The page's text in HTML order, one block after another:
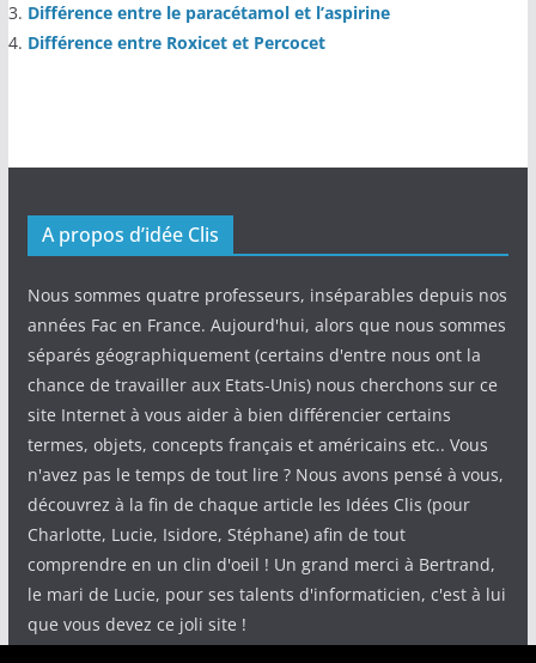
Différence entre le paracétamol et l’aspirine
Différence entre Roxicet et Percocet
A propos d’idée Clis
Nous sommes quatre professeurs, inséparables depuis nos
années Fac en France. Aujourd'hui, alors que nous sommes
séparés géographiquement (certains d'entre nous ont la
chance de travailler aux Etats-Unis) nous cherchons sur ce
site Internet à vous aider à bien différencier certains
termes, objets, concepts français et américains etc.. Vous
n'avez pas le temps de tout lire ? Nous avons pensé à vous,
découvrez à la fin de chaque article les Idées Clis (pour
Charlotte, Lucie, Isidore, Stéphane) afin de tout
comprendre en un clin d'oeil ! Un grand merci à Bertrand,
le mari de Lucie, pour ses talents d'informaticien, c'est à lui
que vous devez ce joli site !